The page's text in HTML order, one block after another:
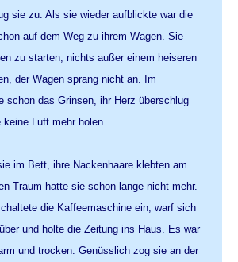
sie zu. Als sie wieder aufblickte war die
auf dem Weg zu ihrem Wagen. Sie
zu starten, nichts außer einem heiseren
der Wagen sprang nicht an. Im
schon das Grinsen, ihr Herz überschlug
Luft mehr holen.
im Bett, ihre Nackenhaare klebten am
Traum hatte sie schon lange nicht mehr.
die Kaffeemaschine ein, warf sich
und holte die Zeitung ins Haus. Es war
und trocken. Genüsslich zog sie an der